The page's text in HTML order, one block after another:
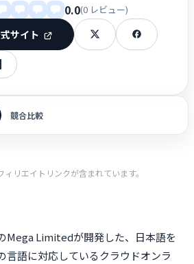
0.0(0 レビュー)
サイト
競合比較
リエイトリンクが含まれています。
Mega Limitedが開発した、日本語を
言語に対応しているクラウドオンラ